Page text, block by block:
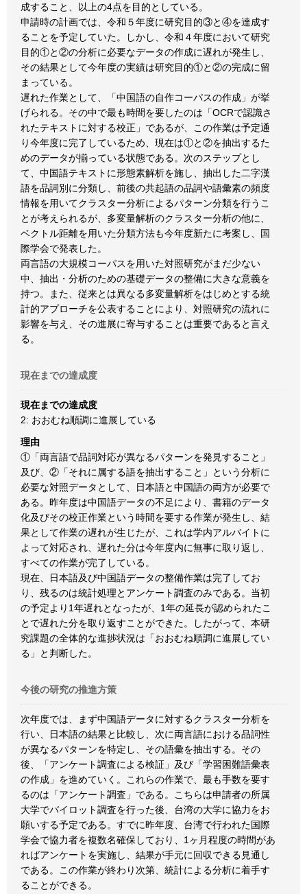
成すること、以上の4点を目的としている。
申請時の計画では、令和５年度に研究目的③と④を達成す
ることを予定していた。しかし、令和４年度において研究
目的①と②の分析に必要なデータの作成に遅れが発生し、
その結果として今年度の実績は研究目的①と②の完成に留
まっている。
遅れた作業として、「中国語の自作コーパスの作成」が挙
げられる。その中で最も時間を要したのは「OCRで認識さ
れたテキストに対する校正」であるが、この作業は予定通
り今年度に完了しているため、現在は①と②を抽出するた
めのデータが揃っている状態である。次のステップとし
て、中国語テキストに形態素解析を施し、抽出した二字漢
語を品詞別に分類し、前後の共起語の品詞や語彙素の頻度
情報を用いてクラスター分析によるパターン分類を行うこ
とが考えられるが、多変量解析のクラスター分析の他に、
ベクトル距離を用いた分類方法も今年度新たに考案し、国
際学会で発表した。
両言語の大規模コーパスを用いた対照研究がまだ少ない
中、抽出・分析のための基礎データの整備に大きな意義を
持つ。また、従来とは異なる多変量解析をはじめとする統
計的アプローチを公表することにより、対照研究の流れに
影響を与え、その進展に寄与することは重要であると言え
る。
現在までの達成度
現在までの達成度
2: おおむね順調に進展している
理由
①「両言語で品詞対応が異なるパターンを発見すること」
及び、②「それに属する語を抽出すること」という分析に
必要な対照データとして、日本語と中国語の両方が必要で
ある。昨年度は中国語データの不足により、書籍のデータ
化及びその校正作業という時間を要する作業が発生し、結
果として作業の遅れが生じたが、これは学内アルバイトに
よって対応され、遅れた分は今年度内に無事に取り返し、
すべての作業が完了している。
現在、日本語及び中国語データの整備作業は完了してお
り、残るのは統計処理とアンケート調査のみである。当初
の予定より1年遅れとなったが、1年の延長が認められたこ
とで遅れた分を取り返すことができた。したがって、本研
究課題の全体的な進捗状況は「おおむね順調に進展してい
る」と判断した。
今後の研究の推進方策
次年度では、まず中国語データに対するクラスター分析を
行い、日本語の結果と比較し、次に両言語における品詞性
が異なるパターンを特定し、その語彙を抽出する。その
後、「アンケート調査による検証」及び「学習困難語彙表
の作成」を進めていく。これらの作業で、最も手数を要す
るのは「アンケート調査」である。こちらは申請者の所属
大学でバイロット調査を行った後、台湾の大学に協力をお
願いする予定である。すでに昨年度、台湾で行われた国際
学会で協力者を複数名確保しており、1ヶ月程度の時間があ
ればアンケートを実施し、結果が手元に回収できる見通し
である。この作業が終わり次第、統計による分析に着手す
ることができる。